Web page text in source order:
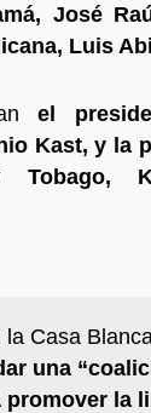
José
Luis
el
Kast, y la
Casa
una
promover la